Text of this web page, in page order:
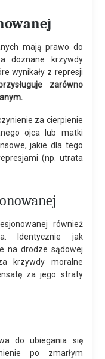
mają prawo do
doznane krzywdy
wynikały z represji
zarówno
za cierpienie
ojca lub matki
jakie dla tego
(np. utrata
również
Identycznie jak
na drodze sądowej
krzywdy moralne
za jego straty
do ubiegania się
po zmarłym